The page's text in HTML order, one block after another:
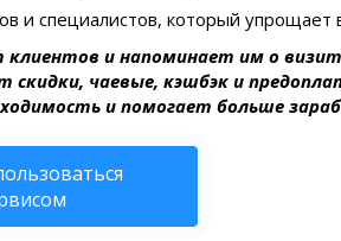
и специалистов, который упрощает
клиентов и напоминает им о
скидки, чаевые, кэшбэк и
и помогает больше